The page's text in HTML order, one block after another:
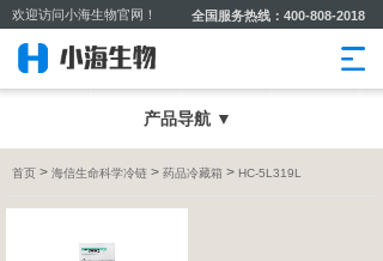
全国服务热线：400-808-2018
欢迎访问小海生物官网！
产品导航 ▼
首页 > 海信生命科学冷链 > 药品冷藏箱 > HC-5L319L